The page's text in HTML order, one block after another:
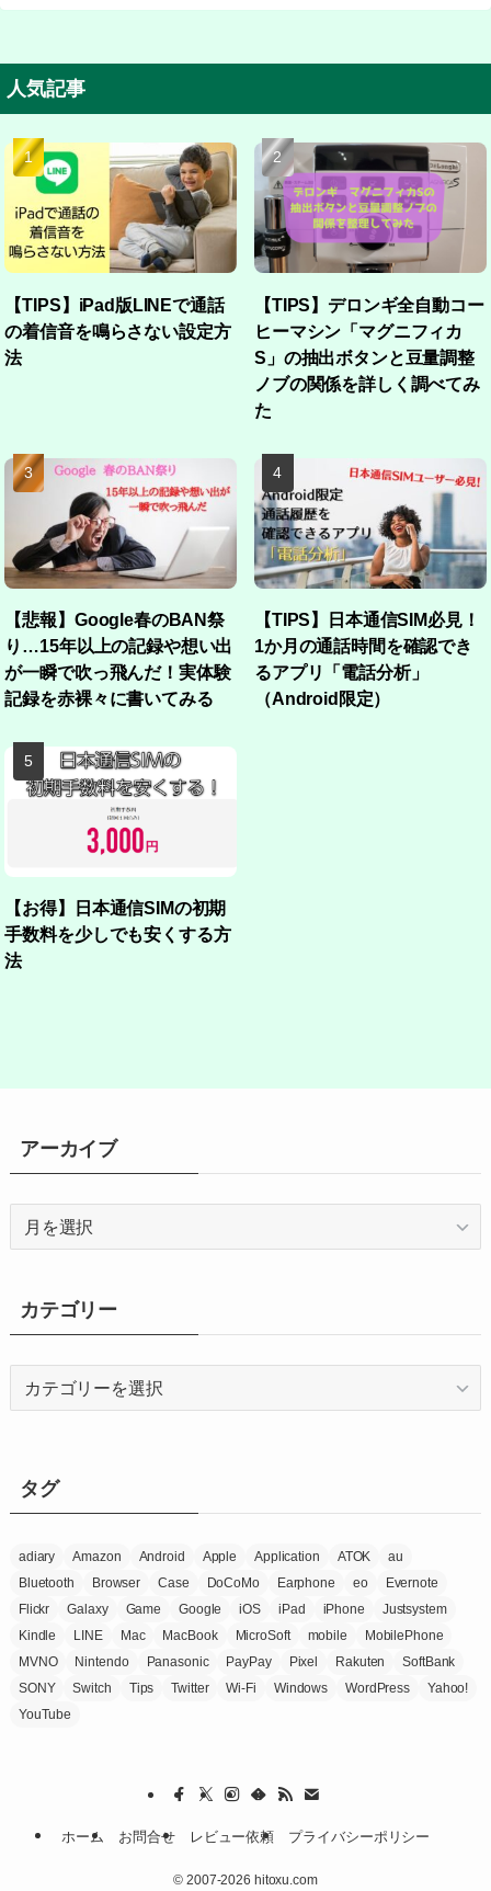
人気記事
【TIPS】iPad版LINEで通話
の着信音を鳴らさない設定方
法
【TIPS】デロンギ全自動コー
ヒーマシン「マグニフィカ
S」の抽出ボタンと豆量調整
ノブの関係を詳しく調べてみ
た
【悲報】Google春のBAN祭
り…15年以上の記録や想い出
が一瞬で吹っ飛んだ！実体験
記録を赤裸々に書いてみる
【TIPS】日本通信SIM必見！
1か月の通話時間を確認でき
るアプリ「電話分析」
（Android限定）
【お得】日本通信SIMの初期
手数料を少しでも安くする方
法
アーカイブ
ブ
カテゴリー
ータグ
adiary Amazon Android Apple Application ATOK
au
Bluetooth
Browser Case DoCoMo Earphone eo
Evernote
Flickr
Galaxy Game Google iOS iPad iPhone
Justsystem
Kindle
LINE Mac MacBook MicroSoft mobile
MobilePhone
MVNO
Nintendo Panasonic PayPay Pixel Rakuten
SoftBank
SONY
Switch Tips Twitter Wi-Fi Windows WordPress
Yahoo!
YouTube
ホーム お問合せ レビュー依頼 プライバシーポリシー
© 2007-2026 hitoxu.com